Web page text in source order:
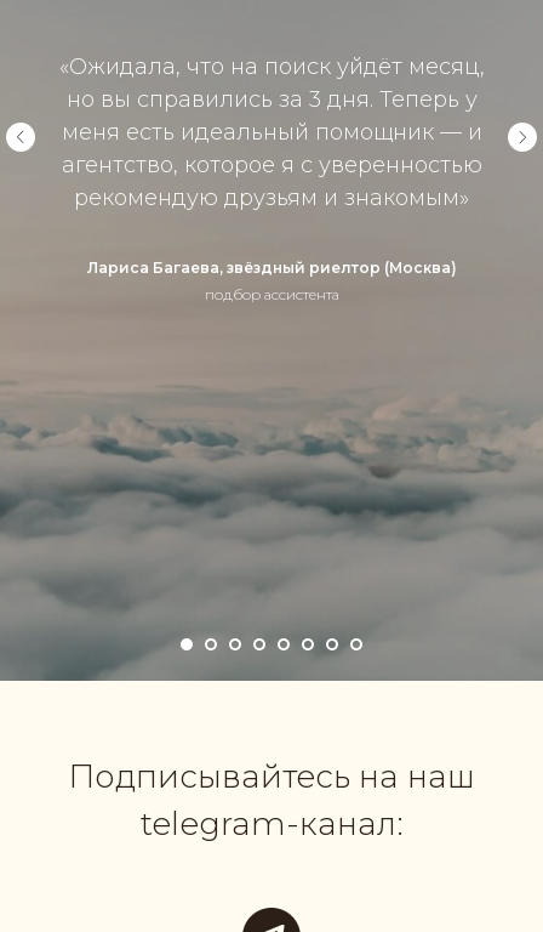
«Ожидала, что на поиск уйдёт месяц,
но вы справились за 3 дня. Теперь у
меня есть идеальный помощник — и
агентство, которое я с уверенностью
рекомендую друзьям и знакомым»
Лариса Багаева, звёздный риелтор (Москва)
подбор ассистента
Подписывайтесь на наш
telegram-канал: